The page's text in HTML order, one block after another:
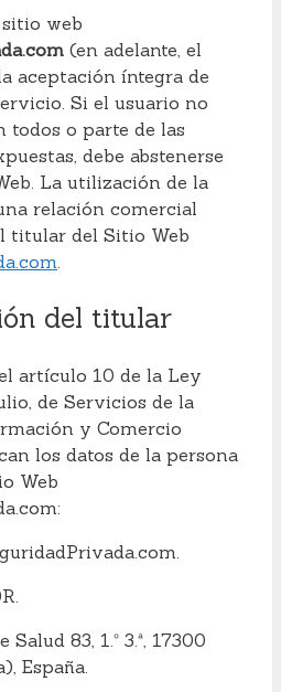
web
(en adelante, el
aceptación íntegra de
Si el usuario no
todos o parte de las
debe abstenerse
La utilización de la
relación comercial
titular del Sitio Web
.
del titular
artículo 10 de la Ley
de Servicios de la
y Comercio
los datos de la persona
Web
:
Salud 83, 1.º 3.ª, 17300
España.